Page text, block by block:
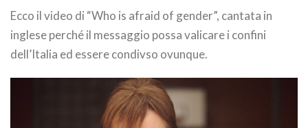
Ecco il video di “Who is afraid of gender”, cantata in
inglese perché il messaggio possa valicare i confini
dell’Italia ed essere condivso ovunque.